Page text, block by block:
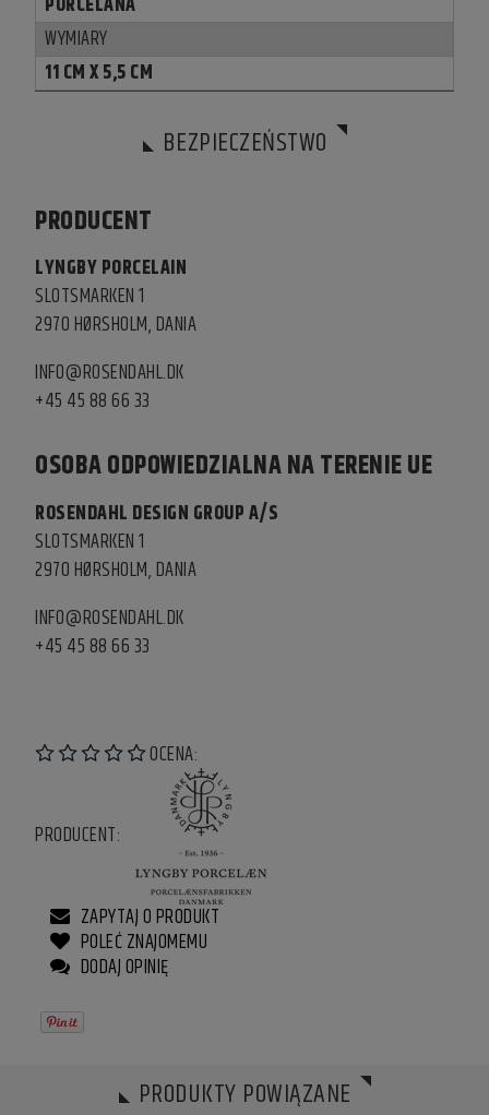
WYMIARY
11 CM X 5,5 CM
BEZPIECZEŃSTWO
PRODUCENT
LYNGBY PORCELAIN
SLOTSMARKEN 1
2970 HØRSHOLM, DANIA
INFO@ROSENDAHL.DK
+45 45 88 66 33
OSOBA ODPOWIEDZIALNA NA TERENIE UE
ROSENDAHL DESIGN GROUP A/S
SLOTSMARKEN 1
2970 HØRSHOLM, DANIA
INFO@ROSENDAHL.DK
+45 45 88 66 33
OCENA:
PRODUCENT:
ZAPYTAJ O PRODUKT
POLEĆ ZNAJOMEMU
DODAJ OPINIĘ
PRODUKTY POWIĄZANE